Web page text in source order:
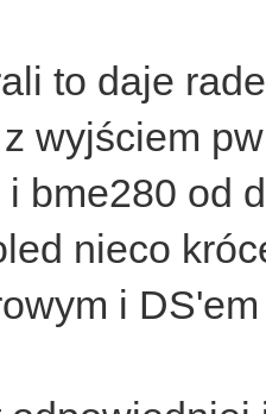
to daje
wyjściem
bme280 od
nieco
i DS'em